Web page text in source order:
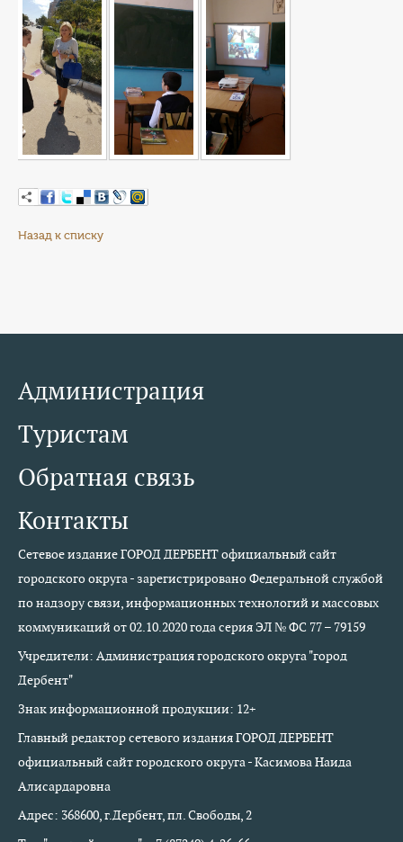
Назад к списку
Администрация
Туристам
Обратная связь
Контакты
Сетевое издание ГОРОД ДЕРБЕНТ официальный сайт
городского округа - зарегистрировано Федеральной службой
по надзору связи, информационных технологий и массовых
коммуникаций от 02.10.2020 года серия ЭЛ № ФС 77 – 79159
Учредители: Администрация городского округа "город
Дербент"
Знак информационной продукции: 12+
Главный редактор сетевого издания ГОРОД ДЕРБЕНТ
официальный сайт городского округа - Касимова Наида
Алисардаровна
Адрес: 368600, г.Дербент, пл. Свободы, 2